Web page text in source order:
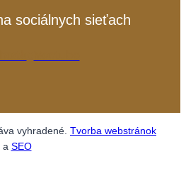
sociálnych sieťach
vyhradené. Tvorba webstránok
a SEO